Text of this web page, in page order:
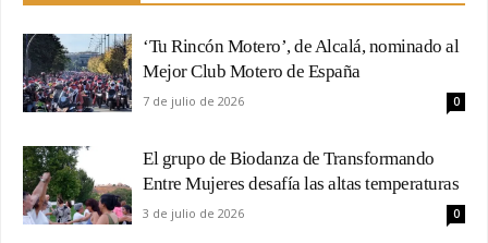
‘Tu Rincón Motero’, de Alcalá, nominado al
Mejor Club Motero de España
7 de julio de 2026 0
El grupo de Biodanza de Transformando
Entre Mujeres desafía las altas temperaturas
3 de julio de 2026 0